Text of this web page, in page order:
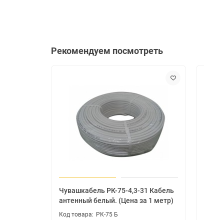
Рекомендуем посмотреть
Чувашкабель РК-75-4,3-31 Кабель
антенный белый. (Цена за 1 метр)
РК-75 Б